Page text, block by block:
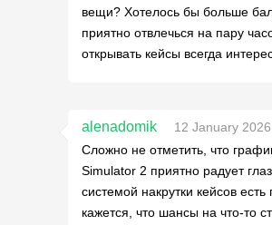
вещи? Хотелось бы больше
приятно отвлечься на пару
открывать кейсы всегда
alenadomik
12 January
Сложно не отметить, что
Simulator 2 приятно радует
системой накрутки кейсов
кажется, что шансы на что-то